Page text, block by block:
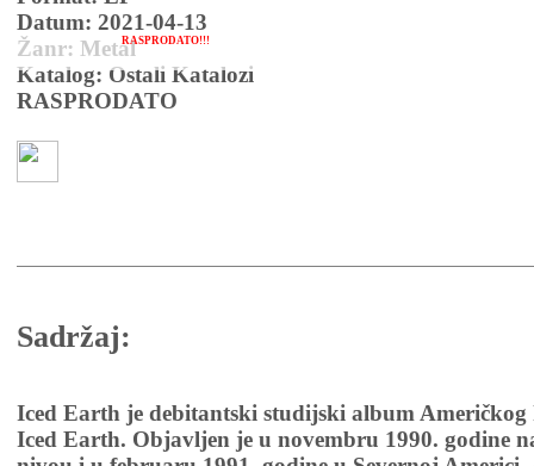
RASPRODATO!!!
Datum: 2021-04-13
Žanr: Metal
Katalog: Ostali Katalozi
RASPRODATO
Sadržaj:
Iced Earth je debitantski studijski album Američkog
Iced Earth. Objavljen je u novembru 1990. godine